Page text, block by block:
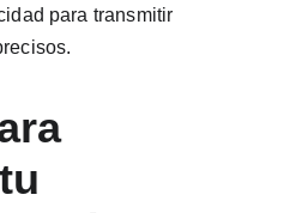
para transmitir